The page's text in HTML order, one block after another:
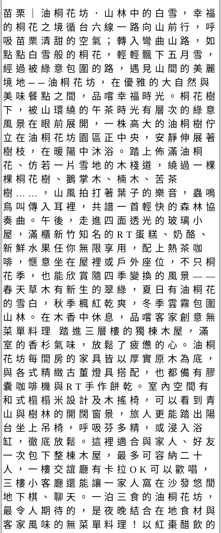
苗栗｜油桐花坊．山林中的白雪，幸福
的桐花之境循台六線一路向山前行，呼
吸苗栗清甜的空氣；轉入彎曲山路，如
點點白雪般的桐花，輕輕飄下五月雪，
經過被綠意包圍的路，遇見山間的美麗
境地──油桐花坊，在優雅的大自然與
美味餐點之間，品嚐幸福時光。桐花樹
下，被山環繞的午茶時光有層次的綠意
風景在眼前展開，一株高大的油桐樹佇
立在油桐花坊園區正中央，安靜伸展著
樹枝，在暖陽中沐浴。踏上佈滿油桐
花、仿若一片雪地的木棧道，繞過一棵
棵桐花樹、鵝掌木、楠木、苦茶
樹……，山風拍打著葉子的樂音，蟲鳴
鳥叫傳入耳裡，共譜一首輕快的森林協
奏曲。午後，走進四面透光的玻璃小
屋，滿櫃新竹知名的RT蛋糕、奶酪、
新鮮水果任你無限享用，配上熱茶咖
啡，愜意坐在屋裡或戶外座位，不只桐
花季，也能欣賞隨四季變換的風景——
春天草木有新生的翠綠，夏日有油桐花
的雪白，秋季楓紅乾爽，冬季雲霧包圍
山林。在木香中休息，品嚐客家創意無
菜單料理 踏進三層樓的獨棟木屋，滿
室的香杉氣味，放鬆了疲憊的心。油桐
花坊每間房的家具皆以厚實原木為底，
與各式精緻古董燈具搭配，也都備有膠
囊咖啡機與RT手作餅乾。室內空間有
和式榻榻米設計及木搖椅，可以看到青
山與樹林的開闊窗景，旅人更能踏出陽
台坐上吊椅，呼吸芬多精，或浸入浴
缸，徹底放鬆。這裡適合與家人、好友
一次包下整棟木屋，最多可容納二十
人，一樓交誼廳有卡拉OK可以歡唱，
三樓小客廳還能讓一家人窩在沙發悠閒
地下棋、聊天。一泊三食的油桐花坊，
最令人期待的，是夜晚結合在地食材與
客家風味的無菜單料理！以紅棗醋飲的